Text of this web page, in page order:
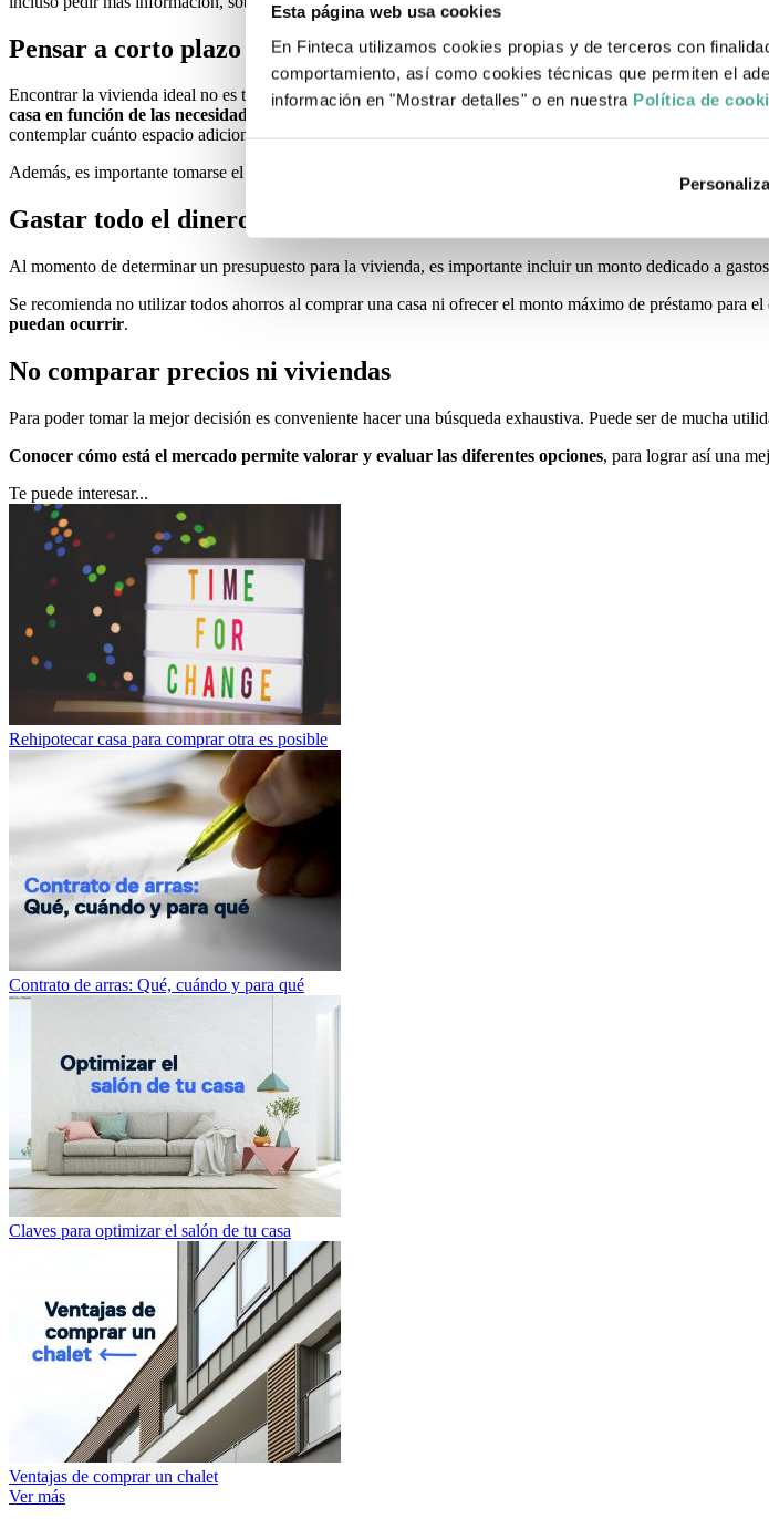
Esta página web usa cookies
En Finteca utilizamos cookies propias y de terceros con
comportamiento, así como cookies técnicas que permiten el
información en "Mostrar detalles" o en nuestra Política de
Pensar a corto plazo
Encontrar la vivienda ideal no es tarea fácil. No solo hay que tener en cuenta el precio, sino otros factores
casa en función de las necesidades actuales
, pero se deben tener en cuenta los planes a futuro. Por
contemplar cuánto espacio adicional necesitará cada miembro.
Además, es importante tomarse el tiempo para
y preguntar los planes de desarrollo
Gastar todo el dinero en la casa
Al momento de determinar un presupuesto para la vivienda, es importante incluir un monto dedicado a
Se recomienda no utilizar todos ahorros al comprar una casa ni ofrecer el monto máximo de préstamo para el
puedan ocurrir.
No comparar precios ni viviendas
Para poder tomar la mejor decisión es conveniente hacer una búsqueda exhaustiva. Puede ser de mucha
Conocer cómo está el mercado permite valorar y evaluar las diferentes opciones, para lograr así una
Te puede interesar...
Rehipotecar casa para comprar otra es posible
Contrato de arras: Qué, cuándo y para qué
Claves para optimizar el salón de tu casa
Ventajas de comprar un chalet
Ver más